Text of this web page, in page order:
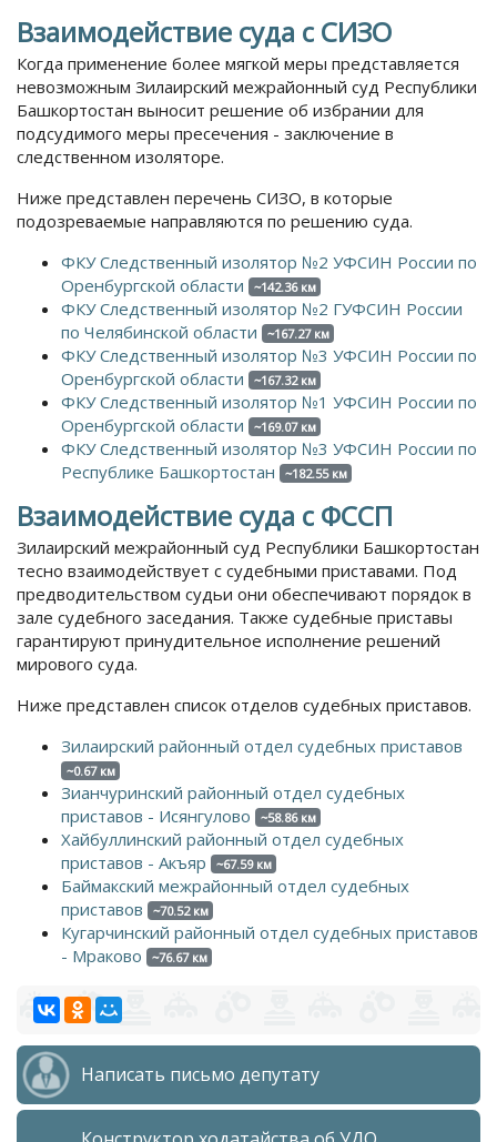
Взаимодействие суда с СИЗО
Когда применение более мягкой меры представляется
невозможным Зилаирский межрайонный суд Республики
Башкортостан выносит решение об избрании для
подсудимого меры пресечения - заключение в
следственном изоляторе.
Ниже представлен перечень СИЗО, в которые
подозреваемые направляются по решению суда.
ФКУ Следственный изолятор №2 УФСИН России по
Оренбургской области
~142.36 км
ФКУ Следственный изолятор №2 ГУФСИН России
по Челябинской области
~167.27 км
ФКУ Следственный изолятор №3 УФСИН России по
Оренбургской области
~167.32 км
ФКУ Следственный изолятор №1 УФСИН России по
Оренбургской области
~169.07 км
ФКУ Следственный изолятор №3 УФСИН России по
Республике Башкортостан
~182.55 км
Взаимодействие суда с ФССП
Зилаирский межрайонный суд Республики Башкортостан
тесно взаимодействует с судебными приставами. Под
предводительством судьи они обеспечивают порядок в
зале судебного заседания. Также судебные приставы
гарантируют принудительное исполнение решений
мирового суда.
Ниже представлен список отделов судебных приставов.
Зилаирский районный отдел судебных приставов
~0.67 км
Зианчуринский районный отдел судебных
приставов - Исянгулово
~58.86 км
Хайбуллинский районный отдел судебных
приставов - Акъяр
~67.59 км
Баймакский межрайонный отдел судебных
приставов
~70.52 км
Кугарчинский районный отдел судебных приставов
- Мраково
~76.67 км
Написать письмо депутату